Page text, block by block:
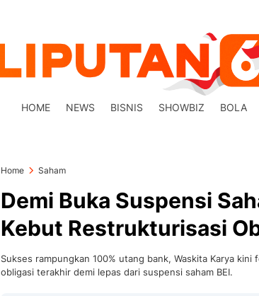
HOME NEWS BISNIS SHOWBIZ BOLA
Home Saham
Demi Buka Suspensi
Kebut Restrukturisasi
Sukses rampungkan 100% utang bank, Waskita Karya
obligasi terakhir demi lepas dari suspensi saham BEI.